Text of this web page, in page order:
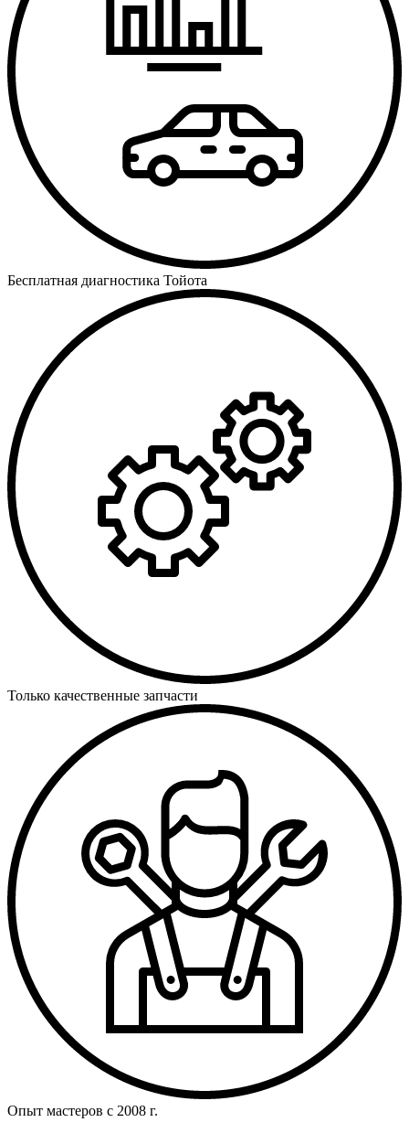
Бесплатная диагностика Тойота
Только качественные запчасти
Опыт мастеров с 2008 г.